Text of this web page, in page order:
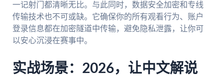
一记射门都清晰无比。与此同时，数据安全加密和专线
传输技术也不可或缺。它确保你的所有观看行为、账户
登录信息都在加密隧道中传输，避免隐私泄露，让你可
以安心沉浸在赛事中。
实战场景：2026，让中文解说